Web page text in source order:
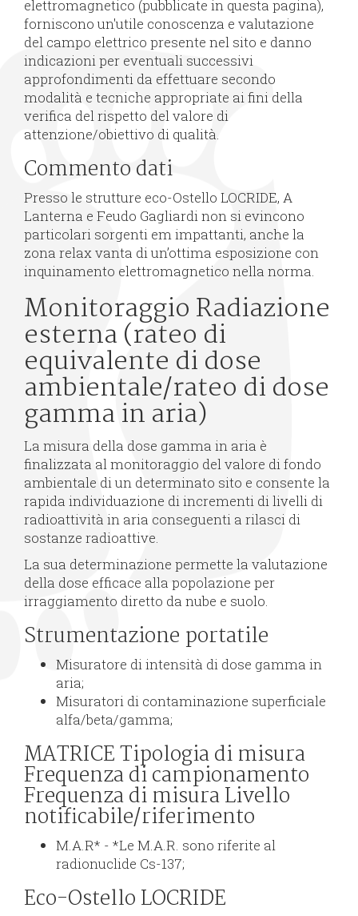
elettromagnetico (pubblicate in questa pagina),
forniscono un'utile conoscenza e valutazione
del campo elettrico presente nel sito e danno
indicazioni per eventuali successivi
approfondimenti da effettuare secondo
modalità e tecniche appropriate ai fini della
verifica del rispetto del valore di
attenzione/obiettivo di qualità.
Commento dati
Presso le strutture eco-Ostello LOCRIDE, A
Lanterna e Feudo Gagliardi non si evincono
particolari sorgenti em impattanti, anche la
zona relax vanta di un’ottima esposizione con
inquinamento elettromagnetico nella norma.
Monitoraggio Radiazione
esterna (rateo di
equivalente di dose
ambientale/rateo di dose
gamma in aria)
La misura della dose gamma in aria è
finalizzata al monitoraggio del valore di fondo
ambientale di un determinato sito e consente la
rapida individuazione di incrementi di livelli di
radioattività in aria conseguenti a rilasci di
sostanze radioattive.
La sua determinazione permette la valutazione
della dose efficace alla popolazione per
irraggiamento diretto da nube e suolo.
Strumentazione portatile
Misuratore di intensità di dose gamma in
aria;
Misuratori di contaminazione superficiale
alfa/beta/gamma;
MATRICE Tipologia di misura
Frequenza di campionamento
Frequenza di misura Livello
notificabile/riferimento
M.A.R* - *Le M.A.R. sono riferite al
radionuclide Cs-137;
Eco-Ostello LOCRIDE